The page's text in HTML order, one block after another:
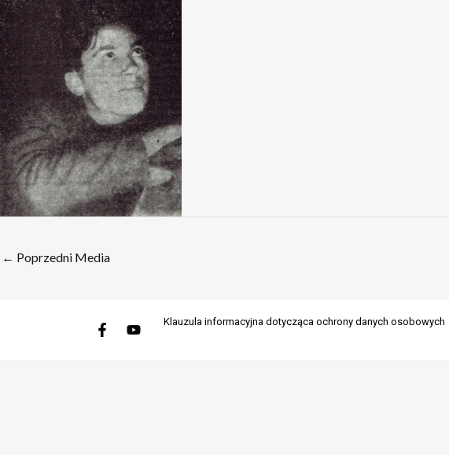
← Poprzedni Media
Facebook-
f
YoutubeKlauzula informacyjna dotycząca ochrony danych osobowych